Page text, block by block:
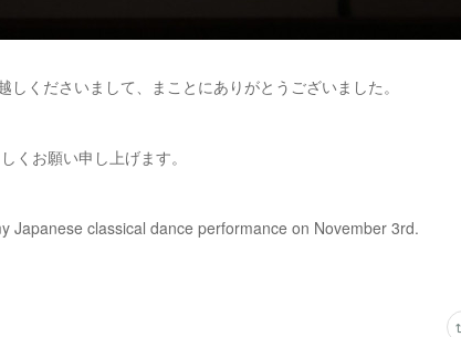
くださいまして、まことにありがとうございました。
くお願い申し上げます。
Japanese classical dance performance on November 3rd.